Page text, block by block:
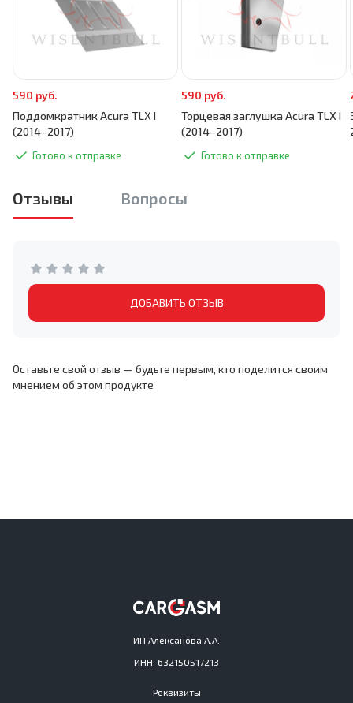
590 руб.
Поддомкратник Acura TLX I
(2014–2017)
Готово к отправке
590 руб.
Торцевая заглушка Acura TLX I
(2014–2017)
Готово к отправке
Отзывы Вопросы
ДОБАВИТЬ ОТЗЫВ
Оставьте свой отзыв — будьте первым, кто поделится своим
мнением об этом продукте
ИП Алексанова А.А.
ИНН: 632150517213
Реквизиты